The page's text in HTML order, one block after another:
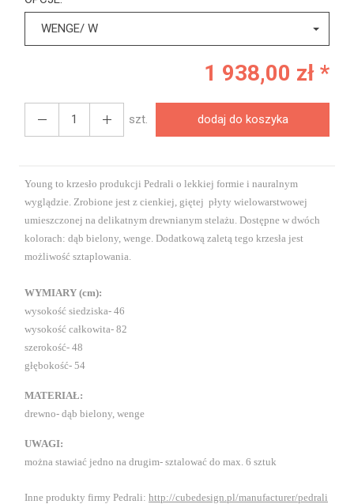
WENGE/ W
1 938,00 zł *
szt. dodaj do koszyka
Young to krzesło produkcji Pedrali o lekkiej formie i nauralnym
wyglądzie. Zrobione jest z cienkiej, giętej płyty wielowarstwowej
umieszczonej na delikatnym drewnianym stelażu. Dostępne w dwóch
kolorach: dąb bielony, wenge. Dodatkową zaletą tego krzesła jest
możliwość sztaplowania.
WYMIARY (cm):
wysokość siedziska- 46
wysokość całkowita- 82
szerokość- 48
głębokość- 54
MATERIAŁ:
drewno- dąb bielony, wenge
UWAGI:
można stawiać jedno na drugim- sztalować do max. 6 sztuk
Inne produkty firmy Pedrali: http://cubedesign.pl/manufacturer/pedrali